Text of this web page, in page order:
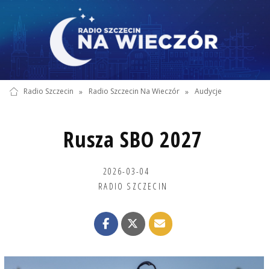
Radio Szczecin » Radio Szczecin Na Wieczór » Audycje
Rusza SBO 2027
2026-03-04
RADIO SZCZECIN